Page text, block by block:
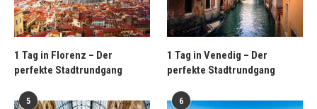
1 Tag in Florenz – Der
perfekte Stadtrundgang
1 Tag in Venedig – Der
perfekte Stadtrundgang
5 6